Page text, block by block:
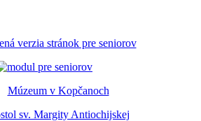
verzia stránok pre seniorov
Múzeum v Kopčanoch
sv. Margity Antiochijskej